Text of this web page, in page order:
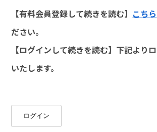
【有料会員登録して続きを読む】 こちら
ださい。
【ログインして続きを読む】下記より
いたします。
ログイン